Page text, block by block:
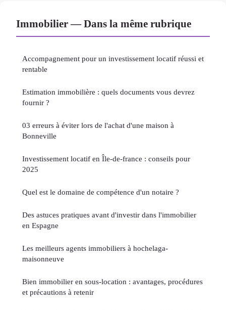
Immobilier — Dans la même rubrique
Accompagnement pour un investissement locatif réussi et
rentable
Estimation immobilière : quels documents vous devrez
fournir ?
03 erreurs à éviter lors de l'achat d'une maison à
Bonneville
Investissement locatif en Île-de-france : conseils pour
2025
Quel est le domaine de compétence d'un notaire ?
Des astuces pratiques avant d'investir dans l'immobilier
en Espagne
Les meilleurs agents immobiliers à hochelaga-
maisonneuve
Bien immobilier en sous-location : avantages, procédures
et précautions à retenir